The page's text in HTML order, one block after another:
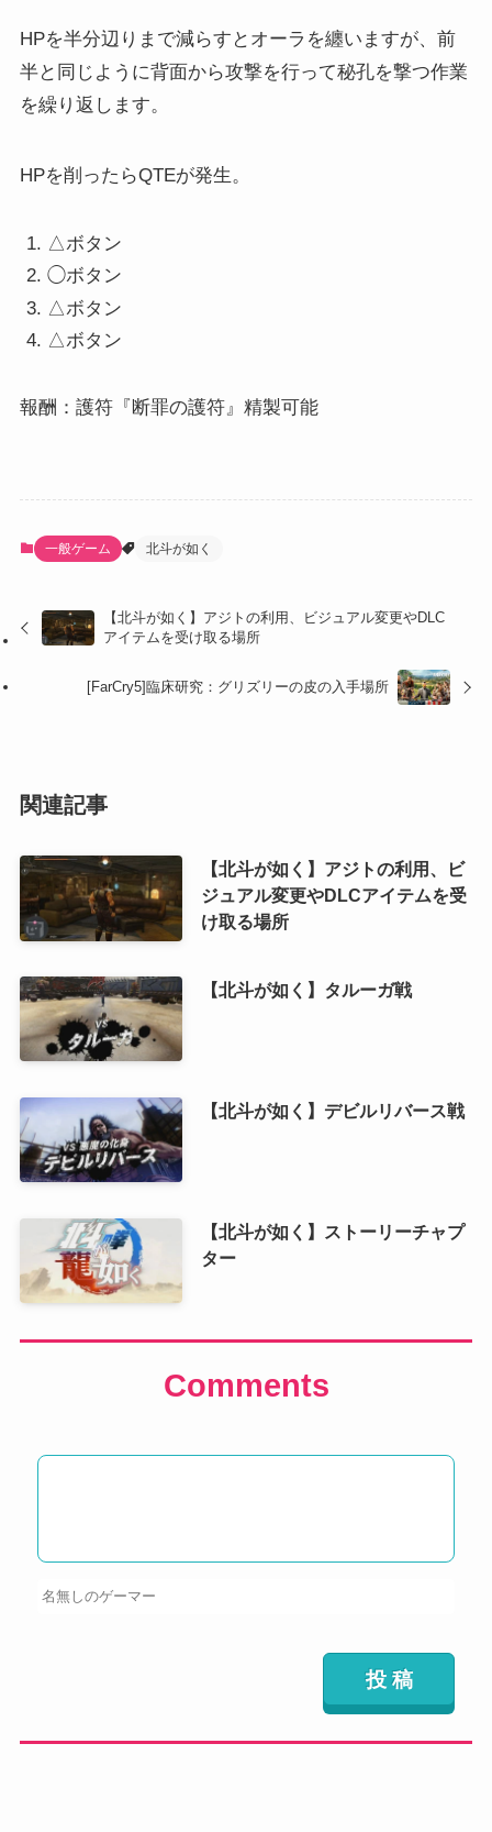
HPを半分辺りまで減らすとオーラを纏いますが、前
半と同じように背面から攻撃を行って秘孔を撃つ作業
を繰り返します。
HPを削ったらQTEが発生。
△ボタン
◯ボタン
△ボタン
△ボタン
報酬：護符『断罪の護符』精製可能
一般ゲーム 北斗が如く
【北斗が如く】アジトの利用、ビジュアル変更やDLC
アイテムを受け取る場所
[FarCry5]臨床研究：グリズリーの皮の入手場所
関連記事
【北斗が如く】アジトの利用、ビ
ジュアル変更やDLCアイテムを受
け取る場所
【北斗が如く】タルーガ戦
【北斗が如く】デビルリバース戦
【北斗が如く】ストーリーチャプ
ター
Comments